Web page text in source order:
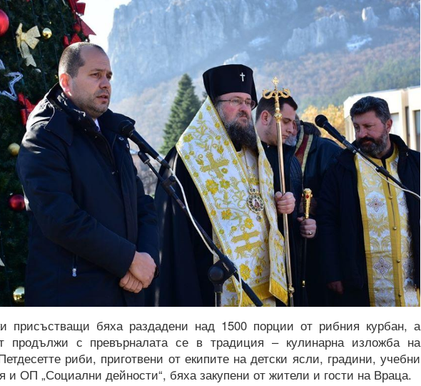
присъстващи бяха раздадени над 1500 порции от рибния курбан, а
продължи с превърналата се в традиция – кулинарна изложба на
риби, приготвени от екипите на детски ясли, градини, учебни
и ОП „Социални дейности“, бяха закупени от жители и гости на Враца.